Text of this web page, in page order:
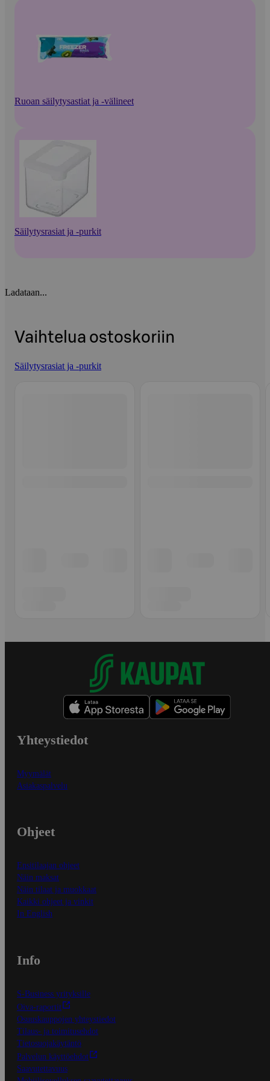
Ruoan säilytysastiat ja -välineet
Säilytysrasiat ja -purkit
Ladataan...
Vaihtelua ostoskoriin
Säilytysrasiat ja -purkit
Yhteystiedot
Myymälät
Asiakaspalvelu
Ohjeet
Ensitilaajan ohjeet
Näin maksat
Näin tilaat ja muokkaat
Kaikki ohjeet ja vinkit
In English
Info
S-Business yrityksille
Oiva-raportit
Osuuskauppojen yhteystiedot
Tilaus- ja toimitusehdot
Tietosuojakäytäntö
Palvelun käyttöehdot
Saavutettavuus